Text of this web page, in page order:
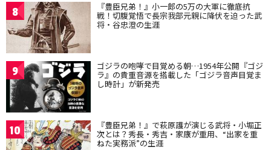
8 『豊臣兄弟！』小一郎の5万の大軍に徹底抗
戦！切腹覚悟で長宗我部元親に降伏を迫った武
将・谷忠澄の生涯
9 ゴジラの咆哮で目覚める朝…1954年公開『ゴジ
ラ』の貴重音源を搭載した「ゴジラ音声目覚ま
し時計」が新発売
10 『豊臣兄弟！』で萩原護が演じる武将・小堀正
次とは？秀長・秀吉・家康が重用、“出家を重
ねた実務派”の生涯